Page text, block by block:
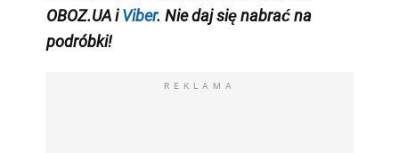
OBOZ.UA iViber. Nie daj się nabrać na
podróbki!
REKLAMA